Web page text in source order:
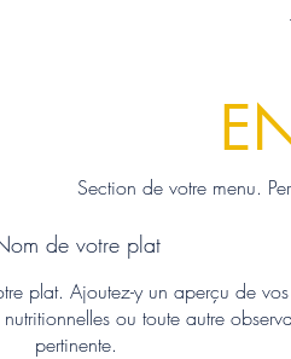
Section de votre menu.
de votre plat
plat. Ajoutez-y un aperçu de vos
ou toute autre
pertinente.